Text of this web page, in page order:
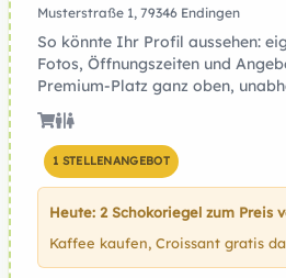
Musterstraße 1, 79346 Endingen
So könnte Ihr Profil aussehen:
Fotos, Öffnungszeiten und
Premium-Platz ganz oben,
1 STELLENANGEBOT
Heute: 2 Schokoriegel zum Preis
Kaffee kaufen, Croissant gratis